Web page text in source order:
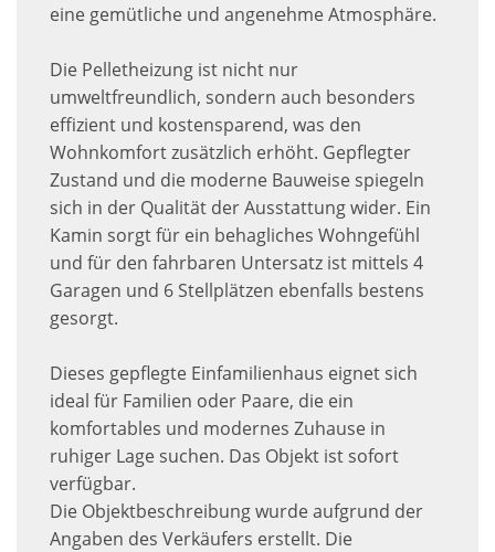
eine gemütliche und angenehme Atmosphäre.
Die Pelletheizung ist nicht nur
umweltfreundlich, sondern auch besonders
effizient und kostensparend, was den
Wohnkomfort zusätzlich erhöht. Gepflegter
Zustand und die moderne Bauweise spiegeln
sich in der Qualität der Ausstattung wider. Ein
Kamin sorgt für ein behagliches Wohngefühl
und für den fahrbaren Untersatz ist mittels 4
Garagen und 6 Stellplätzen ebenfalls bestens
gesorgt.
Dieses gepflegte Einfamilienhaus eignet sich
ideal für Familien oder Paare, die ein
komfortables und modernes Zuhause in
ruhiger Lage suchen. Das Objekt ist sofort
verfügbar.
Die Objektbeschreibung wurde aufgrund der
Angaben des Verkäufers erstellt. Die